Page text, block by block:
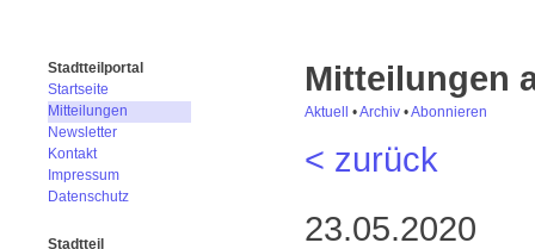
Stadtteilportal
Startseite
Mitteilungen
Newsletter
Kontakt
Impressum
Datenschutz
Stadtteil
Mitteilungen
Aktuell •Archiv •Abonnieren
< zurück
23.05.2020